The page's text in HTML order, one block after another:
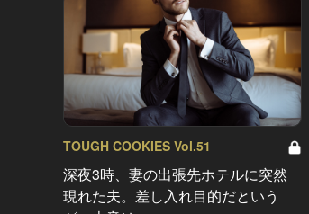
TOUGH COOKIES Vol.51
深夜3時、妻の出張先ホテルに突然
現れた夫。差し入れ目的だという